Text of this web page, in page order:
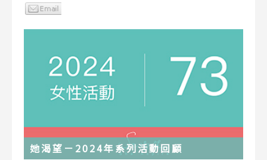
她渴望－2024年系列活動回顧